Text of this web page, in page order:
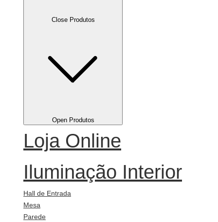
Close Produtos
Open Produtos
Loja Online
Iluminação Interior
Hall de Entrada
Mesa
Parede